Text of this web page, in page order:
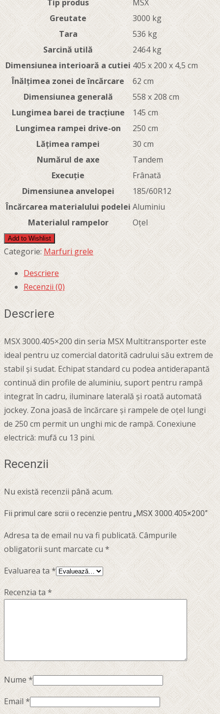
Tip produs
MSX
Greutate
3000 kg
Tara
536 kg
Sarcină utilă
2464 kg
Dimensiunea interioară a cutiei 405 x 200 x 4,5 cm
Înălțimea zonei de încărcare
62 cm
Dimensiunea generală
558 x 208 cm
Lungimea barei de tracțiune
145 cm
Lungimea rampei drive-on
250 cm
Lățimea rampei
30 cm
Numărul de axe
Tandem
Execuție
Frânată
Dimensiunea anvelopei
185/60R12
Încărcarea materialului podelei Aluminiu
Materialul rampelor
Oțel
Add to Wishlist
Categorie:Marfuri grele
Descriere
Recenzii (0)
Descriere
MSX 3000.405×200 din seria MSX Multitransporter este
ideal pentru uz comercial datorită cadrului său extrem de
stabil și sudat. Echipat standard cu podea antiderapantă
continuă din profile de aluminiu, suport pentru rampă
integrat în cadru, iluminare laterală și roată automată
jockey. Zona joasă de încărcare și rampele de oțel lungi
de 250 cm permit un unghi mic de rampă. Conexiune
electrică: mufă cu 13 pini.
Recenzii
Nu există recenzii până acum.
Fii primul care scrii o recenzie pentru „MSX 3000.405×200”
Adresa ta de email nu va fi publicată.Câmpurile
obligatorii sunt marcate cu*
Evaluarea ta*
Recenzia ta*
Nume *
Email*